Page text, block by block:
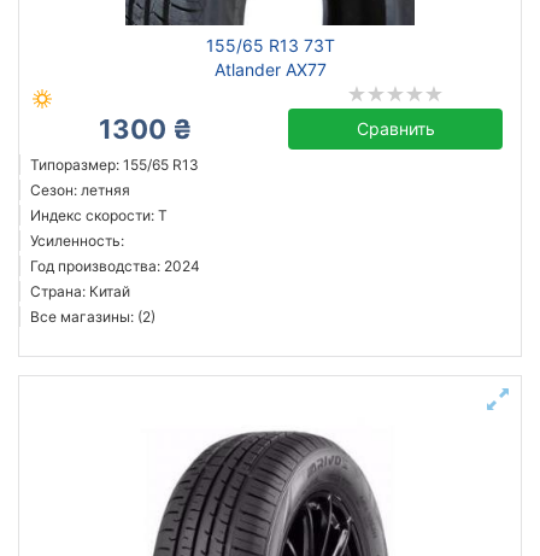
155/65 R13 73T
Atlander AX77
1300 ₴ Сравнить
Типоразмер: 155/65 R13
Сезон: летняя
Индекс скорости: T
Усиленность:
Год производства: 2024
Страна: Китай
Все магазины: (2)